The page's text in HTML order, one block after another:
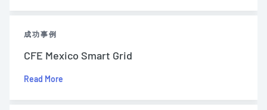
成功事例
CFE Mexico Smart Grid
Read More